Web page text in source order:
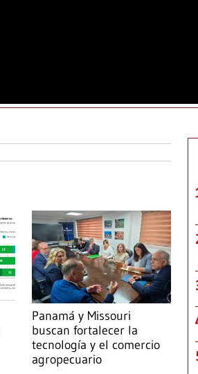
Panamá y Missouri
buscan fortalecer la
tecnología y el comercio
agropecuario